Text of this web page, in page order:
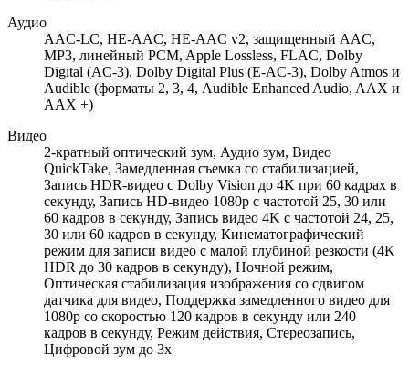
Аудио
AAC‑LC, HE‑AAC, HE-AAC v2, защищенный AAC,
MP3, линейный PCM, Apple Lossless, FLAC, Dolby
Digital (AC‑3), Dolby Digital Plus (E‑AC‑3), Dolby Atmos и
Audible (форматы 2, 3, 4, Audible Enhanced Audio, AAX и
AAX +)
Видео
2-кратный оптический зум, Аудио зум, Видео
QuickTake, Замедленная съемка со стабилизацией,
Запись HDR-видео с Dolby Vision до 4K при 60 кадрах в
секунду, Запись HD-видео 1080p с частотой 25, 30 или
60 кадров в секунду, Запись видео 4K с частотой 24, 25,
30 или 60 кадров в секунду, Кинематографический
режим для записи видео с малой глубиной резкости (4K
HDR до 30 кадров в секунду), Ночной режим,
Оптическая стабилизация изображения со сдвигом
датчика для видео, Поддержка замедленного видео для
1080p со скоростью 120 кадров в секунду или 240
кадров в секунду, Режим действия, Стереозапись,
Цифровой зум до 3x